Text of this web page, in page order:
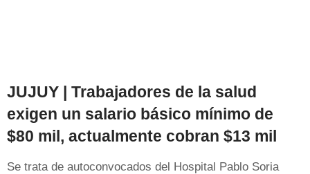
JUJUY | Trabajadores de la salud
exigen un salario básico mínimo de
$80 mil, actualmente cobran $13 mil
Se trata de autoconvocados del Hospital Pablo Soria